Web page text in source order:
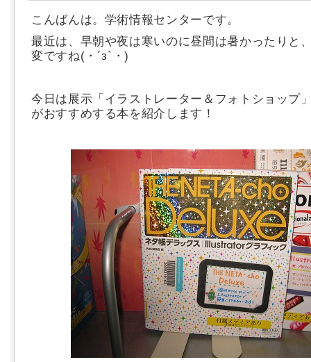
こんばんは。学術情報センターです。
最近は、早朝や夜は寒いのに昼間は暑かったりと
変ですね(・´з`・)
今日は展示「イラストレーター＆フォトショップ
がおすすめする本を紹介します！